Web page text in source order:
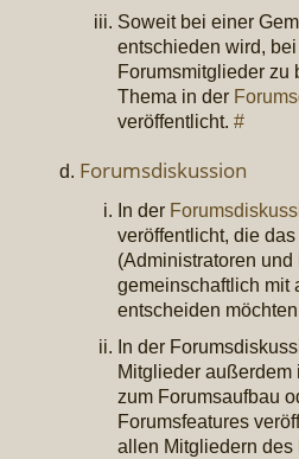
Soweit bei einer
entschieden wird,
Forumsmitglieder zu
Thema in der
veröffentlicht. #
Forumsdiskussion
In der
veröffentlicht, die
(Administratoren und
gemeinschaftlich mit
entscheiden
In der
Mitglieder außerdem
zum Forumsaufbau
Forumsfeatures
allen Mitgliedern des